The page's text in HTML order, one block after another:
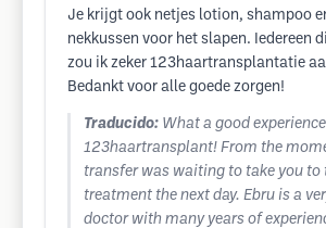
Je krijgt ook netjes lotion, shampoo
nekkussen voor het slapen. Iedereen
zou ik zeker 123haartransplantatie
Bedankt voor alle goede zorgen!
Traducido: What a good
123haartransplant! From the
transfer was waiting to take you to
treatment the next day. Ebru is a
doctor with many years of